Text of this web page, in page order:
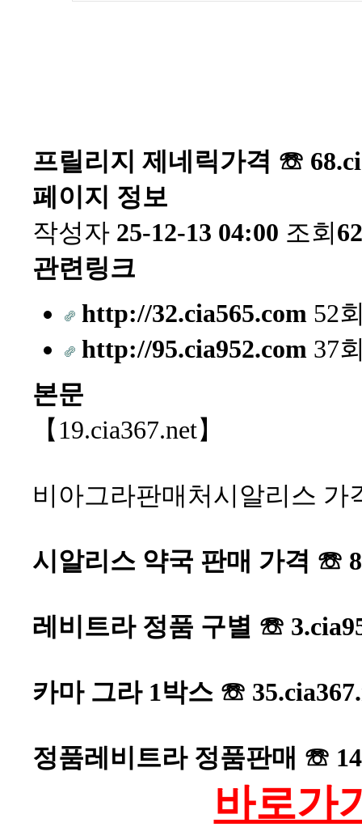
프릴리지 제네릭가격 ☏
페이지 정보
작성자 25-12-13 04:00 조회
관련링크
http://32.cia565.com 52
http://95.cia952.com 37
본문
【19.cia367.net】
비아그라판매처시알리스
시알리스 약국 판매 가격 ☏
레비트라 정품 구별 ☏
카마 그라 1박스 ☏
정품레비트라 정품판매 ☏
바로가